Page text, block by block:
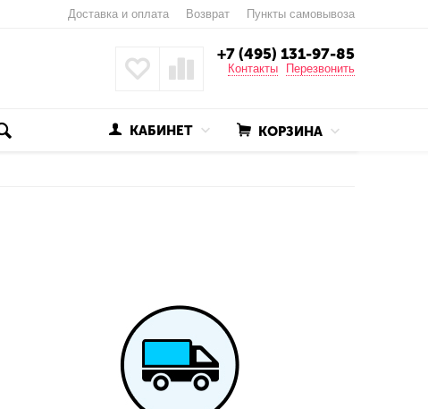
Доставка и оплата Возврат Пункты самовывоза
+7 (495) 131-97-85
Контакты Перезвонить
КОРЗИНА
КАБИНЕТ